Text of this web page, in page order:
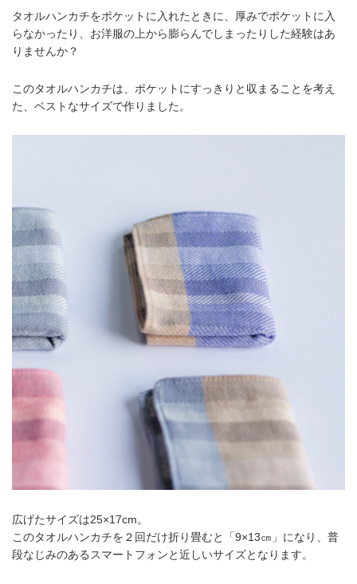
タオルハンカチをポケットに入れたときに、厚みでポケットに入
らなかったり、お洋服の上から膨らんでしまったりした経験はあ
りませんか？
このタオルハンカチは、ポケットにすっきりと収まることを考え
た、ベストなサイズで作りました。
広げたサイズは25×17cm。
このタオルハンカチを２回だけ折り畳むと「9×13㎝」になり、普
段なじみのあるスマートフォンと近しいサイズとなります。